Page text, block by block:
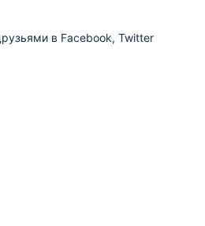
в Facebook, Twitter